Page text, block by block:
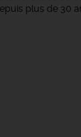
plus de 30